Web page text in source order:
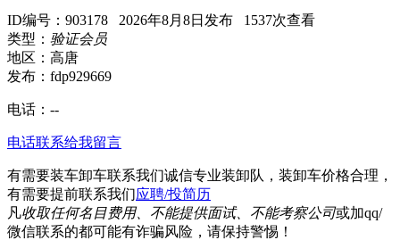
ID编号：903178 2026年8月8日发布 1537次查看
类型： 验证会员
地区：高唐
发布：fdp929669
电话： --
电话联系给我留言
有需要装车卸车联系我们诚信专业装卸队，装卸车价格合理，
有需要提前联系我们应聘/投简历
凡收取任何名目费用、不能提供面试、不能考察公司或加qq/
微信联系的都可能有诈骗风险，请保持警惕！